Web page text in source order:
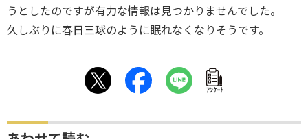
うとしたのですが有力な情報は見つかりませんでした。
久しぶりに春日三球のように眠れなくなりそうです。
ｱﾝｹｰﾄ